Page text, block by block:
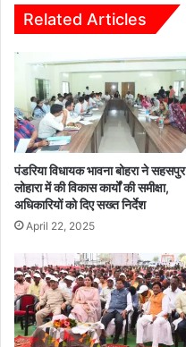
????
Related Articles
पंडरिया विधायक भावना बोहरा ने सहसपुर
लोहारा में की विकास कार्यों की समीक्षा,
अधिकारियों को दिए सख्त निर्देश
April 22, 2025